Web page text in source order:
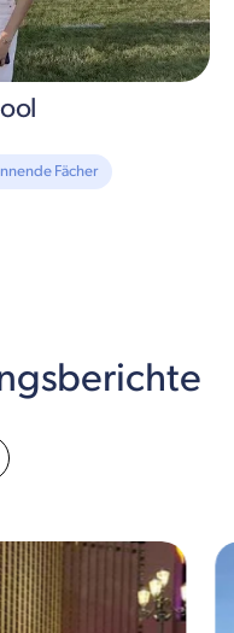
Fächer